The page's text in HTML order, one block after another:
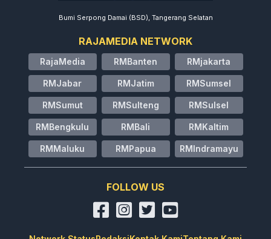
Bumi Serpong Damai (BSD), Tangerang Selatan
RAJAMEDIA NETWORK
RajaMedia RMBanten RMjakarta
RMJabar RMJatim RMSumsel
RMSumut RMSulteng RMSulsel
RMBengkulu RMBali RMKaltim
RMMaluku RMPapua RMIndramayu
FOLLOW US